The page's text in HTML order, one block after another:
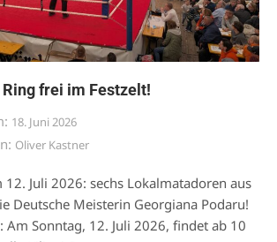
frei im Festzelt!
18. Juni 2026
Oliver Kastner
12. Juli 2026: sechs Lokalmatadoren aus
Deutsche Meisterin Georgiana Podaru!
Am Sonntag, 12. Juli 2026, findet ab 10